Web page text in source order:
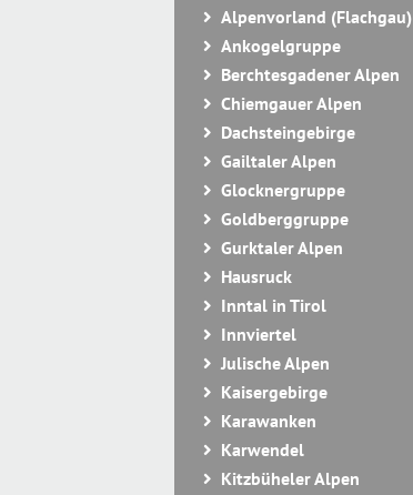
Alpenvorland (Flachgau)
Ankogelgruppe
Berchtesgadener Alpen
Chiemgauer Alpen
Dachsteingebirge
Gailtaler Alpen
Glocknergruppe
Goldberggruppe
Gurktaler Alpen
Hausruck
Inntal in Tirol
Innviertel
Julische Alpen
Kaisergebirge
Karawanken
Karwendel
Kitzbüheler Alpen